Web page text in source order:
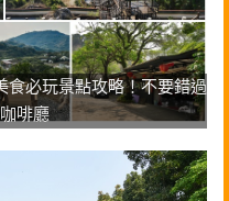
食必玩景點攻略！不要錯過
啡廳